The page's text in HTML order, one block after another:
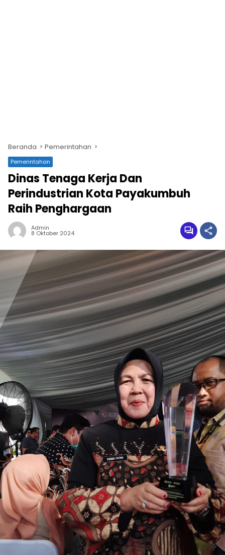
Beranda Pemerintahan
Pemerintahan
Dinas Tenaga Kerja Dan
Perindustrian Kota Payakumbuh
Raih Penghargaan
Admin
8 Oktober 2024